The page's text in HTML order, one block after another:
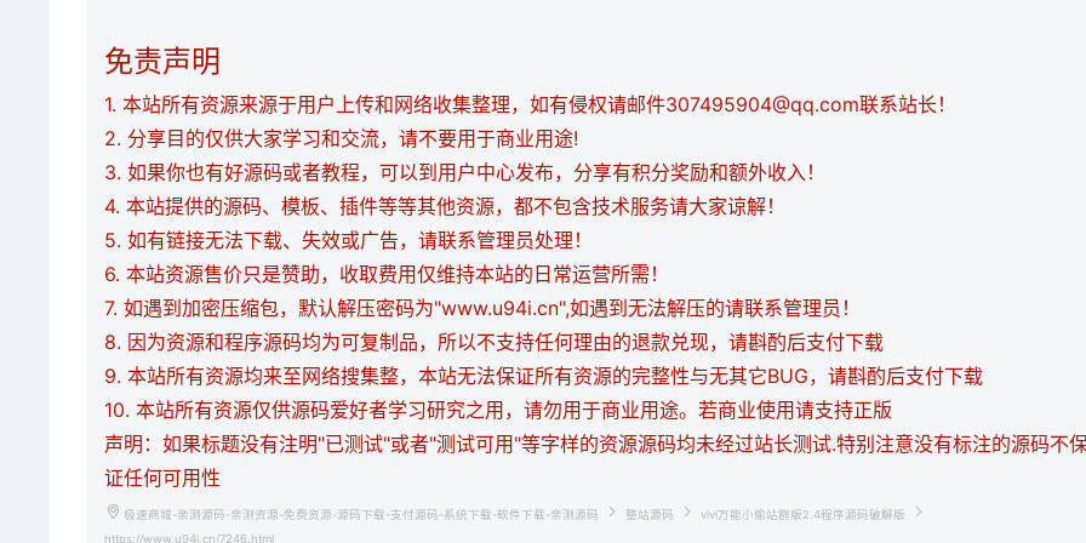
免责声明
1. 本站所有资源来源于用户上传和网络收集整理，如有侵权请邮件307495904@qq.com联系站长！
2. 分享目的仅供大家学习和交流，请不要用于商业用途!
3. 如果你也有好源码或者教程，可以到用户中心发布，分享有积分奖励和额外收入！
4. 本站提供的源码、模板、插件等等其他资源，都不包含技术服务请大家谅解！
5. 如有链接无法下载、失效或广告，请联系管理员处理！
6. 本站资源售价只是赞助，收取费用仅维持本站的日常运营所需！
7. 如遇到加密压缩包，默认解压密码为"www.u94i.cn",如遇到无法解压的请联系管理员！
8. 因为资源和程序源码均为可复制品，所以不支持任何理由的退款兑现，请斟酌后支付下载
9. 本站所有资源均来至网络搜集整，本站无法保证所有资源的完整性与无其它BUG，请斟酌后支付下载
10. 本站所有资源仅供源码爱好者学习研究之用，请勿用于商业用途。若商业使用请支持正版
声明：如果标题没有注明"已测试"或者"测试可用"等字样的资源源码均未经过站长测试.特别注意没有标注的源码不
证任何可用性
极速商城-亲测源码-亲测资源-免费资源-源码下载-支付源码-系统下载-软件下载-亲测源码 整站源码
vivi万能小偷站群版2.4程序源码破解版
https://www.u94i.cn/7246.html